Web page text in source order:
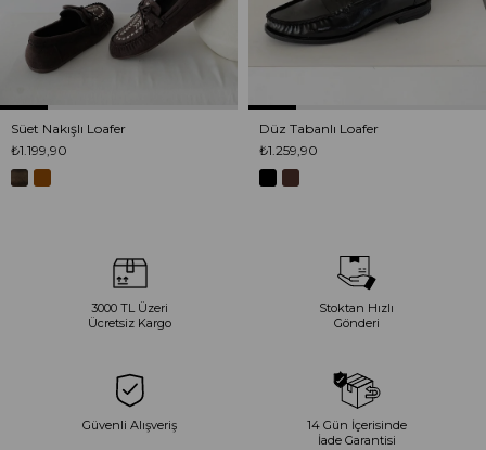
Süet Nakışlı Loafer
₺1.199,90
Düz Tabanlı Loafer
₺1.259,90
3000 TL Üzeri
Ücretsiz Kargo
Stoktan Hızlı
Gönderi
Güvenli Alışveriş
14 Gün İçerisinde
İade Garantisi